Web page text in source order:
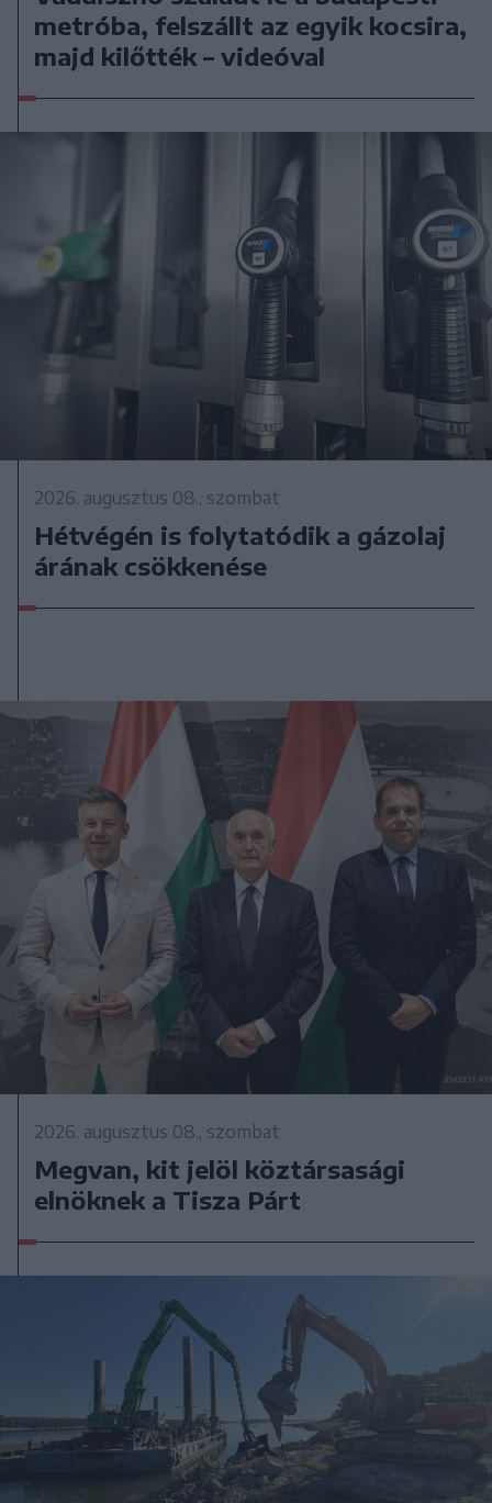
metróba, felszállt az egyik kocsira,
majd kilőtték – videóval
2026. augusztus 08., szombat
Hétvégén is folytatódik a gázolaj
árának csökkenése
2026. augusztus 08., szombat
Megvan, kit jelöl köztársasági
elnöknek a Tisza Párt